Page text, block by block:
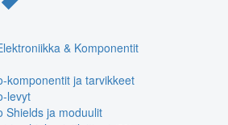
& Komponentit
komponentit ja tarvikkeet
levyt
Shields ja moduulit